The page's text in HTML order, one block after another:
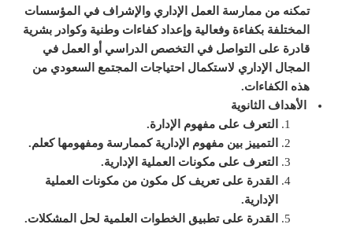
تمكنه من ممارسة العمل الإداري والإشراف في المؤسسات
المختلفة بكفاءة وفعالية وإعداد كفاءات وطنية وكوادر بشرية
قادرة على التواصل في التخصص الدراسي أو العمل في
المجال الإداري لاستكمال احتياجات المجتمع السعودي من
هذه الكفاءات.
الأهداف الثانوية
التعرف على مفهوم الإدارة.
التمييز بين مفهوم الإدارية كممارسة ومفهومها كعلم.
التعرف على مكونات العملية الإدارية.
القدرة على تعريف كل مكون من مكونات العملية
الإدارية.
القدرة على تطبيق الخطوات العلمية لحل المشكلات.